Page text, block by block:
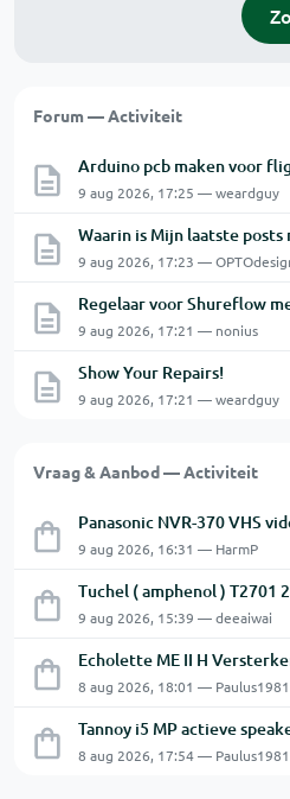
Forum — Activiteit
Arduino pcb maken voor
9 aug 2026, 17:25 — weardguy
Waarin is Mijn laatste
9 aug 2026, 17:23 —
Regelaar voor Shureflow
9 aug 2026, 17:21 — nonius
Show Your Repairs!
9 aug 2026, 17:21 — weardguy
Vraag & Aanbod — Activiteit
Panasonic NVR-370 VHS
9 aug 2026, 16:31 — HarmP
Tuchel ( amphenol ) T2701
9 aug 2026, 15:39 — deeaiwai
Echolette ME II H
8 aug 2026, 18:01 — Paulus1981
Tannoy i5 MP actieve
8 aug 2026, 17:54 — Paulus1981